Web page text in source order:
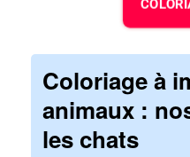
Coloriage à
animaux :
les chats